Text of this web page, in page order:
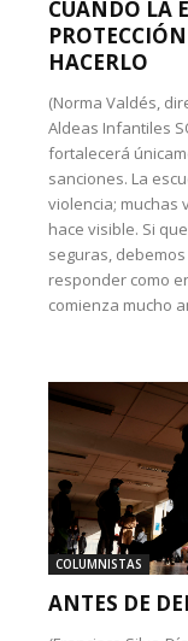
CUANDO LA
HACERLO
(Norma Valdés,
Aldeas Infantiles
fortalecerá
sanciones. La
violencia; muchas
hace visible. Si
seguras,
responder como
comienza mucho
COLUMNISTAS
ANTES DE